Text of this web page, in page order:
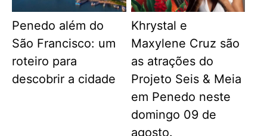
Penedo além do
São Francisco: um
roteiro para
descobrir a cidade
Khrystal e
Maxylene Cruz são
as atrações do
Projeto Seis & Meia
em Penedo neste
domingo 09 de
agosto.